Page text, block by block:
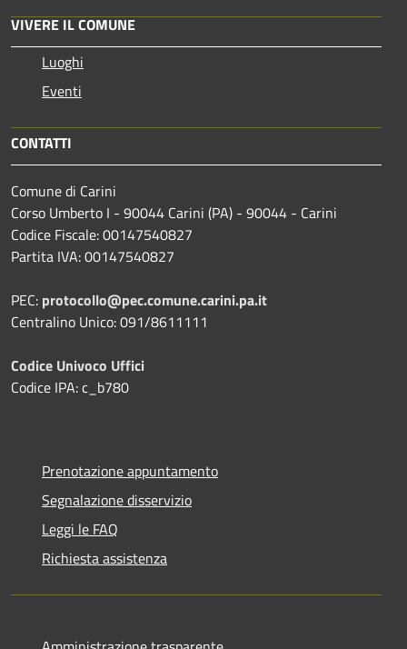
VIVERE IL COMUNE
Luoghi
Eventi
CONTATTI
Comune di Carini
Corso Umberto I - 90044 Carini (PA) - 90044 - Carini
Codice Fiscale: 00147540827
Partita IVA: 00147540827
PEC: protocollo@pec.comune.carini.pa.it
Centralino Unico: 091/8611111
Codice Univoco Uffici
Codice IPA: c_b780
Prenotazione appuntamento
Segnalazione disservizio
Leggi le FAQ
Richiesta assistenza